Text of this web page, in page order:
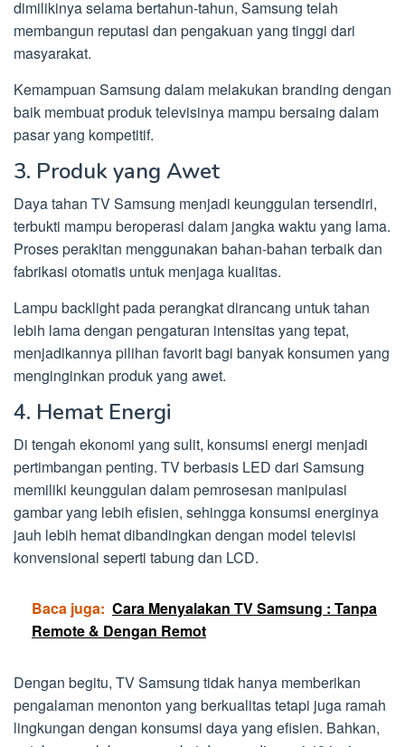
dimilikinya selama bertahun-tahun, Samsung telah
membangun reputasi dan pengakuan yang tinggi dari
masyarakat.
Kemampuan Samsung dalam melakukan branding dengan
baik membuat produk televisinya mampu bersaing dalam
pasar yang kompetitif.
3. Produk yang Awet
Daya tahan TV Samsung menjadi keunggulan tersendiri,
terbukti mampu beroperasi dalam jangka waktu yang lama.
Proses perakitan menggunakan bahan-bahan terbaik dan
fabrikasi otomatis untuk menjaga kualitas.
Lampu backlight pada perangkat dirancang untuk tahan
lebih lama dengan pengaturan intensitas yang tepat,
menjadikannya pilihan favorit bagi banyak konsumen yang
menginginkan produk yang awet.
4. Hemat Energi
Di tengah ekonomi yang sulit, konsumsi energi menjadi
pertimbangan penting. TV berbasis LED dari Samsung
memiliki keunggulan dalam pemrosesan manipulasi
gambar yang lebih efisien, sehingga konsumsi energinya
jauh lebih hemat dibandingkan dengan model televisi
konvensional seperti tabung dan LCD.
Baca juga: Cara Menyalakan TV Samsung : Tanpa
Remote & Dengan Remot
Dengan begitu, TV Samsung tidak hanya memberikan
pengalaman menonton yang berkualitas tetapi juga ramah
lingkungan dengan konsumsi daya yang efisien. Bahkan,